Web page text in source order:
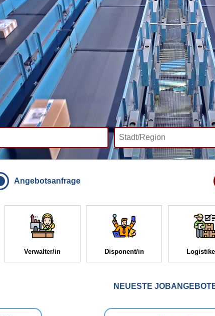
Angebotsanfrage
Verwalter/in Disponent/in
NEUESTE